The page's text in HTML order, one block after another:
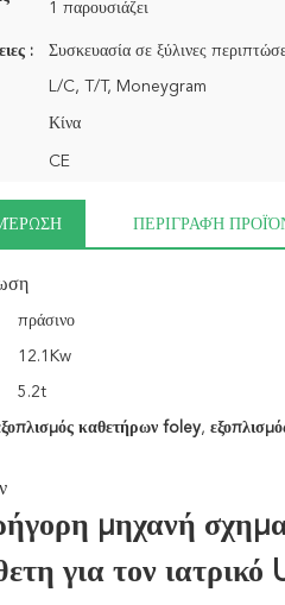
1 παρουσιάζει
: Συσκευασία σε ξύλινες
L/C, T/T, Moneygram
Κίνα
CE
ΠΕΡΙΓΡΑΦΉ
πράσινο
12.1Kw
5.2t
καθετήρων foley,
μηχανή
για τον